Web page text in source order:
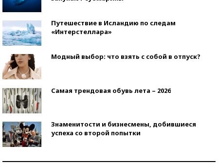
Путешествие в Исландию по следам
«Интерстеллара»
Модный выбор: что взять с собой в отпуск?
Самая трендовая обувь лета – 2026
Знаменитости и бизнесмены, добившиеся
успеха со второй попытки